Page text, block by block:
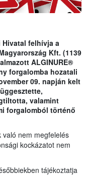
Hivatal felhívja a
Kft. (1139
ALGINURE®
forgalomba hozatali
09. napján kelt
valamint
forgalomból történő
nem megfelelés
kockázatot nem
tájékoztatja